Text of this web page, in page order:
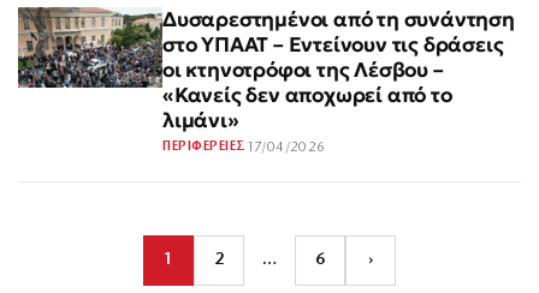
Δυσαρεστημένοι από τη συνάντηση
στο ΥΠΑΑΤ – Εντείνουν τις δράσεις
οι κτηνοτρόφοι της Λέσβου –
«Κανείς δεν αποχωρεί από το
λιμάνι»
ΠΕΡΙΦΕΡΕΙΕΣ 17/04/2026
1 2 … 6 ›